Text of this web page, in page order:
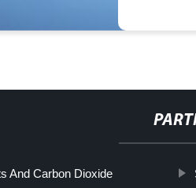
And Carbon Dioxide